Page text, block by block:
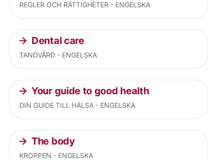
REGLER OCH RÄTTIGHETER - ENGELSKA
Dental care
TANDVÅRD - ENGELSKA
Your guide to good health
DIN GUIDE TILL HÄLSA - ENGELSKA
The body
KROPPEN - ENGELSKA